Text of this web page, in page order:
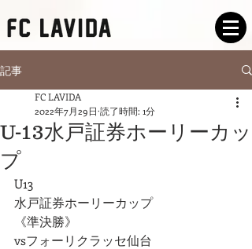
記事
U-13水戸証券ホーリーカッ
プ
FC LAVIDA
2022年7月29日 読了時間: 1分
U13
水戸証券ホーリーカップ
《準決勝》
vsフォーリクラッセ仙台